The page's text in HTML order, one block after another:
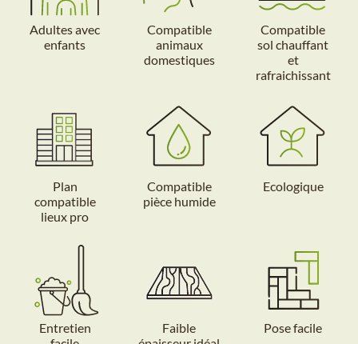
Adultes avec
enfants
Compatible
animaux
domestiques
Compatible
sol chauffant
et
rafraichissant
Plan
compatible
lieux pro
Compatible
pièce humide
Ecologique
Entretien
Faible
Pose facile